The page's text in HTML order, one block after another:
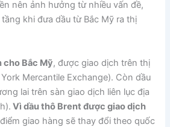
nên ảnh hưởng từ nhiều vấn đề,
khi đưa dầu từ Bắc Mỹ ra thị
cho Bắc Mỹ, được giao dịch trên thị
Mercantile Exchange). Còn dầu
lai trên sàn giao dịch liên lục địa
Vì dầu thô Brent được giao dịch
giao hàng sẽ thay đổi theo quốc